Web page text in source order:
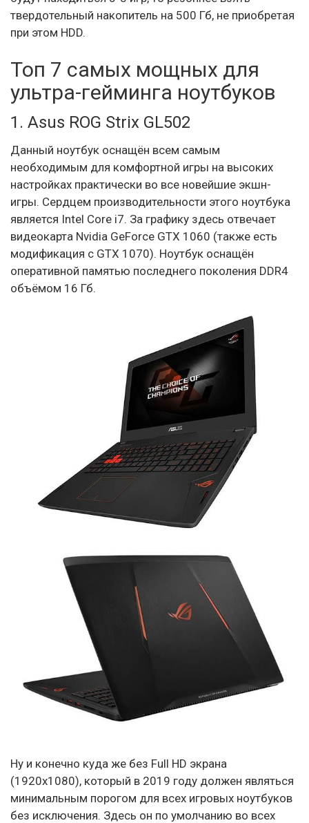
твердотельный накопитель на 500 Гб, не приобретая
при этом HDD.
Топ 7 самых мощных для
ультра-гейминга ноутбуков
1. Asus ROG Strix GL502
Данный ноутбук оснащён всем самым
необходимым для комфортной игры на высоких
настройках практически во все новейшие экшн-
игры. Сердцем производительности этого ноутбука
является Intel Core i7. За графику здесь отвечает
видеокарта Nvidia GeForce GTX 1060 (также есть
модификация с GTX 1070). Ноутбук оснащён
оперативной памятью последнего поколения DDR4
объёмом 16 Гб.
Ну и конечно куда же без Full HD экрана
(1920х1080), который в 2019 году должен являться
минимальным порогом для всех игровых ноутбуков
без исключения. Здесь он по умолчанию во всех